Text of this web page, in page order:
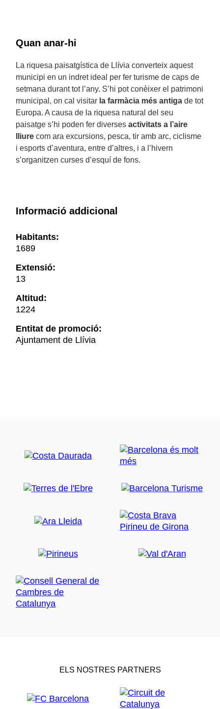
Quan anar-hi
La riquesa paisatgística de Llívia converteix aquest
municipi en un indret ideal per fer turisme de caps de
setmana durant tot l’any. S’hi pot conèixer el patrimoni
municipal, on cal visitar la farmàcia més antiga de tot
Europa. A causa de la riquesa natural del seu
paisatge s’hi poden fer diverses activitats a l’aire
lliure com ara excursions, pesca, tir amb arc, ciclisme
i esports d’aventura, entre d’altres, i a l’hivern
s’organitzen curses d’esquí de fons.
Informació addicional
Habitants:
1689
Extensió:
13
Altitud:
1224
Entitat de promoció:
Ajuntament de Llívia
ELS NOSTRES PARTNERS